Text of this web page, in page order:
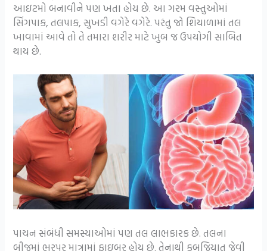
આઇટમો બનાવીને પણ ખતા હોય છે. આ ગરમ વસ્તુઓમાં
સિંગપાક, તલપાક, સુખડી વગેરે વગેરે. પરંતુ જો શિયાળામાં તલ
ખાવામાં આવે તો તે તમારા શરીર માટે ખુબ જ ઉપયોગી સાબિત
થાય છે.
પાચન સંબંધી સમસ્યાઓમાં પણ તલ લાભકારક છે. તલના
બીજમાં ભરપૂર માત્રામાં ફાઇબર હોય છે. તેનાથી કબજિયાત જેવી